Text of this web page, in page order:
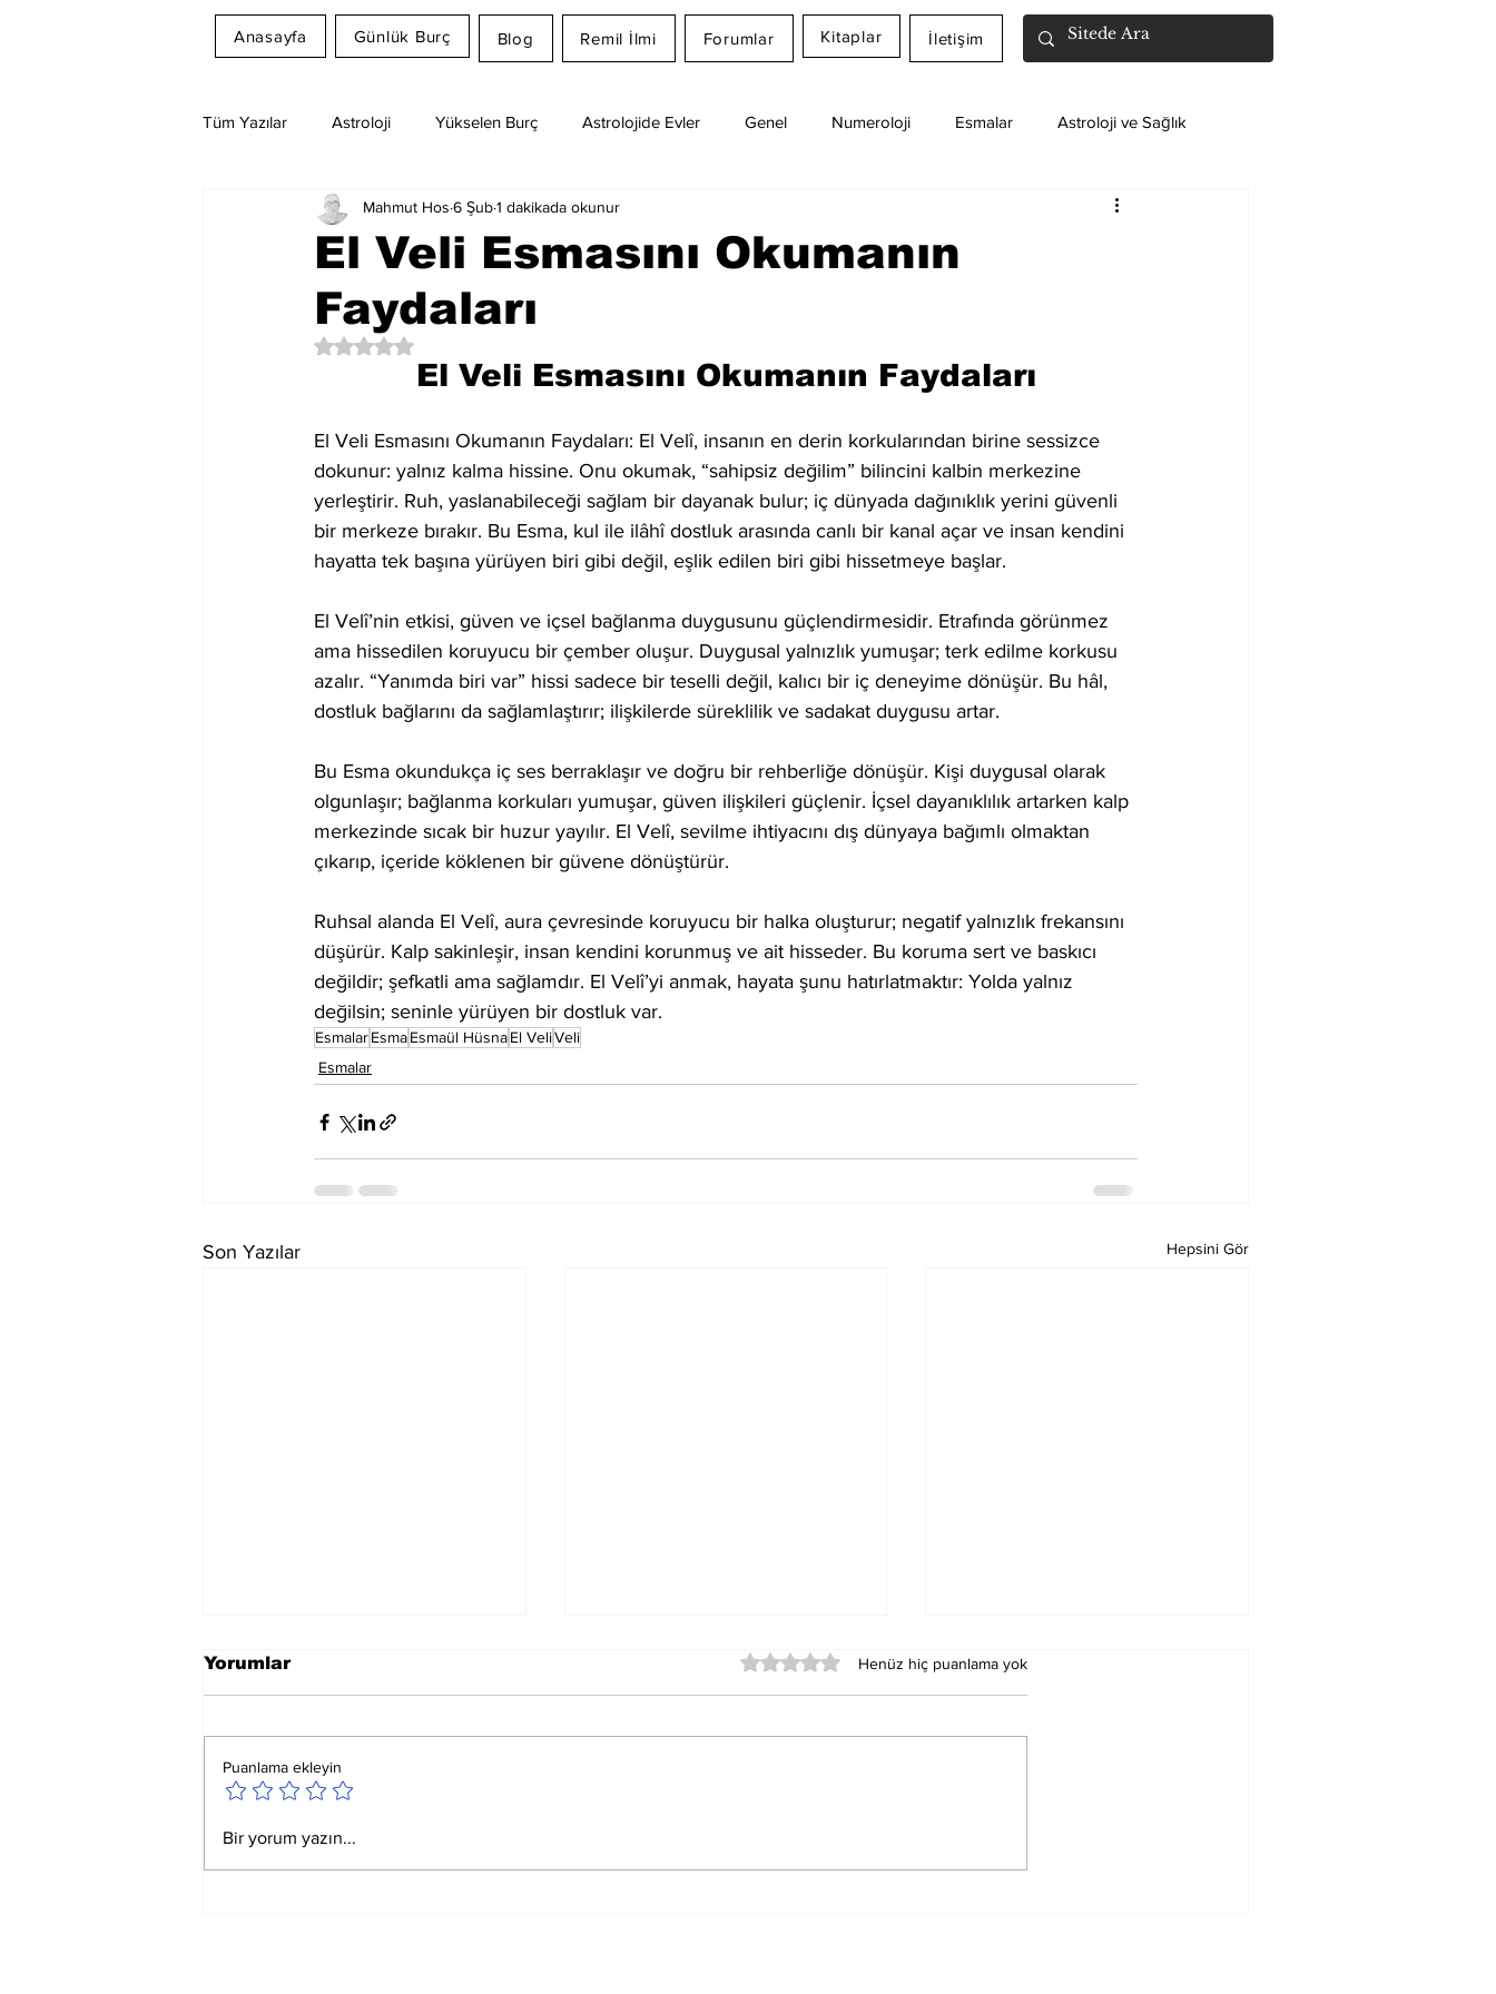
Anasayfa Günlük Burç Blog Remil İlmi Forumlar Kitaplar İletişim
Tüm Yazılar Astroloji Yükselen Burç Astrolojide Evler Genel Numeroloji Esmalar Astroloji ve Sağlık
Rüya Tabirleri Ay Burcu Günlük Burç Yorumları
El Veli Esmasını Okumanın
Faydaları
Mahmut Hos 6 Şub1 dakikada okunur
5 üzerinden NaN yıldız
El Veli Esmasını Okumanın Faydaları
El Veli Esmasını Okumanın Faydaları: El Velî, insanın en derin korkularından birine sessizce
dokunur: yalnız kalma hissine. Onu okumak, “sahipsiz değilim” bilincini kalbin merkezine
yerleştirir. Ruh, yaslanabileceği sağlam bir dayanak bulur; iç dünyada dağınıklık yerini güvenli
bir merkeze bırakır. Bu Esma, kul ile ilâhî dostluk arasında canlı bir kanal açar ve insan kendini
hayatta tek başına yürüyen biri gibi değil, eşlik edilen biri gibi hissetmeye başlar.
El Velî’nin etkisi, güven ve içsel bağlanma duygusunu güçlendirmesidir. Etrafında görünmez
ama hissedilen koruyucu bir çember oluşur. Duygusal yalnızlık yumuşar; terk edilme korkusu
azalır. “Yanımda biri var” hissi sadece bir teselli değil, kalıcı bir iç deneyime dönüşür. Bu hâl,
dostluk bağlarını da sağlamlaştırır; ilişkilerde süreklilik ve sadakat duygusu artar.
Bu Esma okundukça iç ses berraklaşır ve doğru bir rehberliğe dönüşür. Kişi duygusal olarak
olgunlaşır; bağlanma korkuları yumuşar, güven ilişkileri güçlenir. İçsel dayanıklılık artarken kalp
merkezinde sıcak bir huzur yayılır. El Velî, sevilme ihtiyacını dış dünyaya bağımlı olmaktan
çıkarıp, içeride köklenen bir güvene dönüştürür.
Ruhsal alanda El Velî, aura çevresinde koruyucu bir halka oluşturur; negatif yalnızlık frekansını
düşürür. Kalp sakinleşir, insan kendini korunmuş ve ait hisseder. Bu koruma sert ve baskıcı
değildir; şefkatli ama sağlamdır. El Velî’yi anmak, hayata şunu hatırlatmaktır: Yolda yalnız
değilsin; seninle yürüyen bir dostluk var.
EsmalarEsmaEsmaül HüsnaEl VeliVeli
Esmalar
Son Yazılar Hepsini Gör
Satürn Koç Birinci
Derecedeyken
Okunacak Esmalar
Yorumlar 5 üzerinden 0 yıldızHenüz hiç puanlama yok
Puanlama ekleyin
Bir yorum yazın...